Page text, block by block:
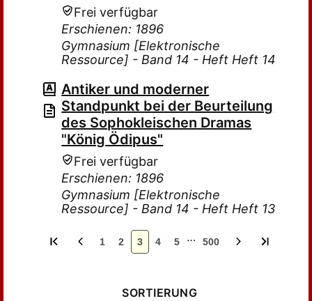
Frei verfügbar
Erschienen: 1896
Gymnasium [Elektronische
Ressource] - Band 14 - Heft Heft 14
Antiker und moderner
Standpunkt bei der Beurteilung
des Sophokleischen Dramas
"König Ödipus"
Frei verfügbar
Erschienen: 1896
Gymnasium [Elektronische
Ressource] - Band 14 - Heft Heft 13
1 2 3 4 5 … 500
SORTIERUNG